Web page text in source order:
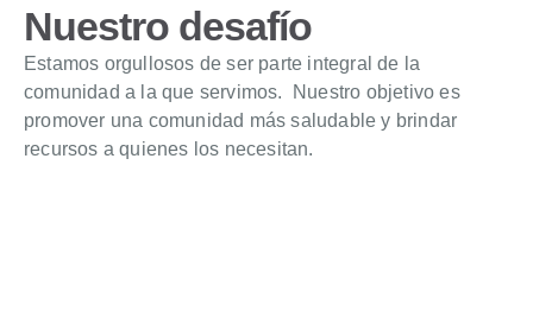
Nuestro desafío
Estamos orgullosos de ser parte integral de la
comunidad a la que servimos. Nuestro objetivo es
promover una comunidad más saludable y brindar
recursos a quienes los necesitan.